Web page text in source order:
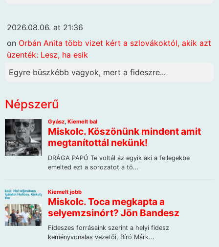
2026.08.06. at 21:36
on Orbán Anita több vizet kért a szlovákoktól, akik azt
üzenték: Lesz, ha esik
Egyre büszkébb vagyok, mert a fideszre...
Népszerű